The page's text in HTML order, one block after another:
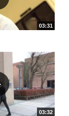
03:31
03:32